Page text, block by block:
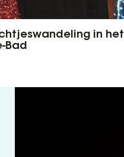
in het
Bad